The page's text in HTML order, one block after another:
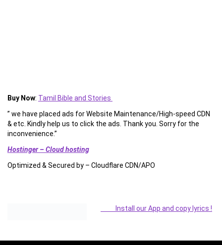
Buy Now: Tamil Bible and Stories
” we have placed ads for Website Maintenance/High-speed CDN
& etc. Kindly help us to click the ads. Thank you. Sorry for the
inconvenience.”
Hostinger – Cloud hosting
Optimized & Secured by – Cloudflare CDN/APO
Install our App and copy lyrics !